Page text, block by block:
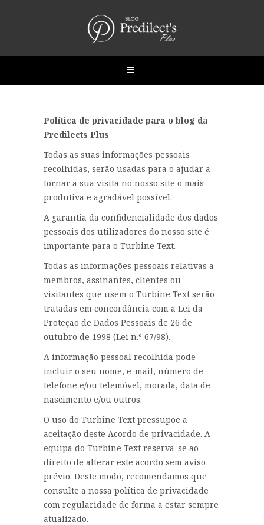
Política de privacidade para o blog da
Predilects Plus
Todas as suas informações pessoais
recolhidas, serão usadas para o ajudar a
tornar a sua visita no nosso site o mais
produtiva e agradável possível.
A garantia da confidencialidade dos dados
pessoais dos utilizadores do nosso site é
importante para o Turbine Text.
Todas as informações pessoais relativas a
membros, assinantes, clientes ou
visitantes que usem o Turbine Text serão
tratadas em concordância com a Lei da
Proteção de Dados Pessoais de 26 de
outubro de 1998 (Lei n.º 67/98).
A informação pessoal recolhida pode
incluir o seu nome, e-mail, número de
telefone e/ou telemóvel, morada, data de
nascimento e/ou outros.
O uso do Turbine Text pressupõe a
aceitação deste Acordo de privacidade. A
equipa do Turbine Text reserva-se ao
direito de alterar este acordo sem aviso
prévio. Deste modo, recomendamos que
consulte a nossa política de privacidade
com regularidade de forma a estar sempre
atualizado.